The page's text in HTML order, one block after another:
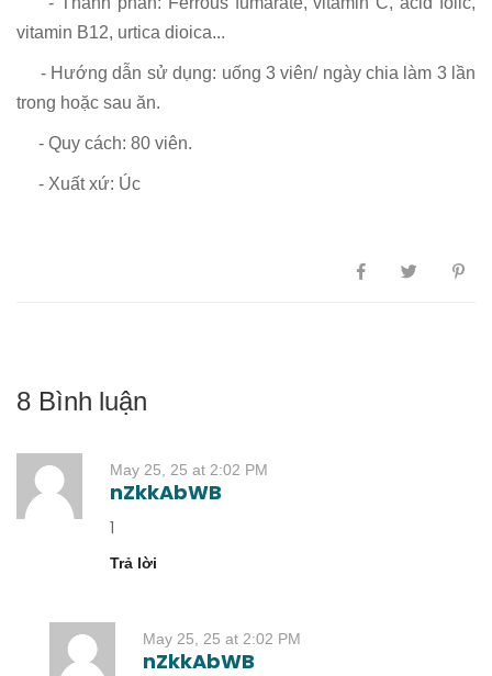
vitamin B12, urtica dioica...
- Hướng dẫn sử dụng: uống 3 viên/ ngày chia làm 3 lần
trong hoặc sau ăn.
- Quy cách: 80 viên.
- Xuất xứ: Úc
8 Bình luận
May 25, 25 at 2:02 PM
nZkkAbWB
1
Trả lời
May 25, 25 at 2:02 PM
nZkkAbWB